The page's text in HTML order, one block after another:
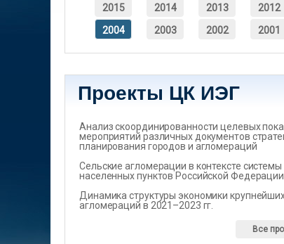
2015 2014 2013 2012
2004 2003 2002 2001
Проекты ЦК ИЭГ
Анализ скоординированности целевых
мероприятий различных документов
планирования городов и агломераций
Сельские агломерации в контексте
населенных пунктов Российской Федерации
Динамика структуры экономики
агломераций в 2021–2023 гг.
Все